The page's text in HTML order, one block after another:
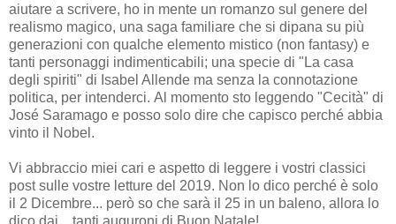
aiutare a scrivere, ho in mente un romanzo sul genere del
realismo magico, una saga familiare che si dipana su più
generazioni con qualche elemento mistico (non fantasy) e
tanti personaggi indimenticabili; una specie di "La casa
degli spiriti" di Isabel Allende ma senza la connotazione
politica, per intenderci. Al momento sto leggendo "Cecità" di
José Saramago e posso solo dire che capisco perché abbia
vinto il Nobel.
Vi abbraccio miei cari e aspetto di leggere i vostri classici
post sulle vostre letture del 2019. Non lo dico perché è solo
il 2 Dicembre... però so che sarà il 25 in un baleno, allora lo
dico dai... tanti auguroni di Buon Natale!